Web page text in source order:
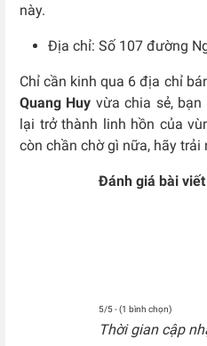
này.
Địa chỉ: Số 107 đường
Chỉ cần kinh qua 6 địa chỉ
Quang Huy vừa chia sẻ,
lại trở thành linh hồn của
còn chần chờ gì nữa, hãy
Đánh giá bài viết
5/5 - (1 bình chọn)
Thời gian cập